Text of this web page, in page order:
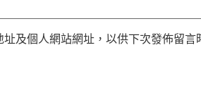
及個人網站網址，以供下次發佈留言